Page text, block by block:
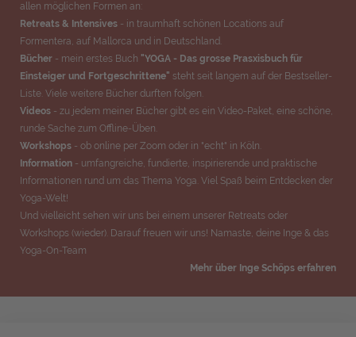
allen möglichen Formen an:
Retreats & Intensives - in traumhaft schönen Locations auf
Formentera, auf Mallorca und in Deutschland.
Bücher - mein erstes Buch "YOGA - Das grosse Prasxisbuch für
Einsteiger und Fortgeschrittene" steht seit langem auf der Bestseller-
Liste. Viele weitere Bücher durften folgen.
Videos - zu jedem meiner Bücher gibt es ein Video-Paket, eine schöne,
runde Sache zum Offline-Üben.
Workshops - ob online per Zoom oder in "echt" in Köln.
Information - umfangreiche, fundierte, inspirierende und praktische
Informationen rund um das Thema Yoga. Viel Spaß beim Entdecken der
Yoga-Welt!
Und vielleicht sehen wir uns bei einem unserer Retreats oder
Workshops (wieder). Darauf freuen wir uns! Namaste, deine Inge & das
Yoga-On-Team
Mehr über Inge Schöps erfahren